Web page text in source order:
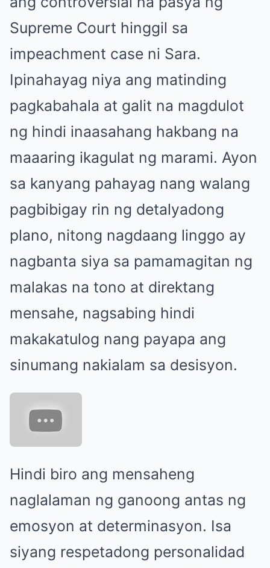
Supreme Court hinggil sa
impeachment case ni Sara.
Ipinahayag niya ang matinding
pagkabahala at galit na magdulot
ng hindi inaasahang hakbang na
maaaring ikagulat ng marami. Ayon
sa kanyang pahayag nang walang
pagbibigay rin ng detalyadong
plano, nitong nagdaang linggo ay
nagbanta siya sa pamamagitan ng
malakas na tono at direktang
mensahe, nagsabing hindi
makakatulog nang payapa ang
sinumang nakialam sa desisyon.
Hindi biro ang mensaheng
naglalaman ng ganoong antas ng
emosyon at determinasyon. Isa
siyang respetadong personalidad